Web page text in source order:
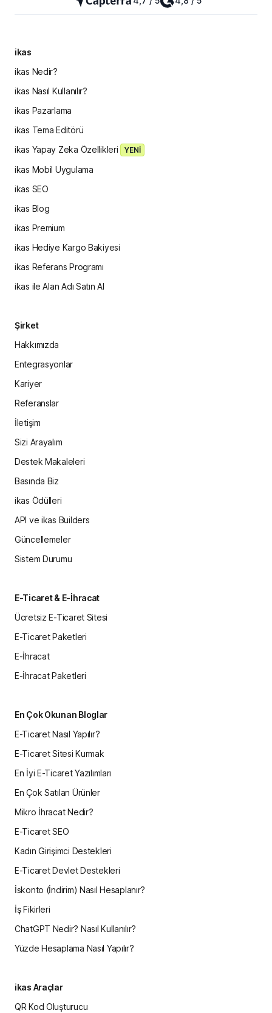
ikas
ikas Nedir?
ikas Nasıl Kullanılır?
ikas Pazarlama
ikas Tema Editörü
ikas Yapay Zeka Özellikleri
YENİ
ikas Mobil Uygulama
ikas SEO
ikas Blog
ikas Premium
ikas Hediye Kargo Bakiyesi
ikas Referans Programı
ikas ile Alan Adı Satın Al
En Çok Okunan Bloglar
E-Ticaret Nasıl Yapılır?
E-Ticaret Sitesi Kurmak
En İyi E-Ticaret Yazılımları
En Çok Satılan Ürünler
Mikro İhracat Nedir?
E-Ticaret SEO
Kadın Girişimci Destekleri
E-Ticaret Devlet Destekleri
İskonto (İndirim) Nasıl Hesaplanır?
İş Fikirleri
ChatGPT Nedir? Nasıl Kullanılır?
Yüzde Hesaplama Nasıl Yapılır?
Şirket
Hakkımızda
Entegrasyonlar
Kariyer
Referanslar
İletişim
Sizi Arayalım
Destek Makaleleri
Basında Biz
ikas Ödülleri
API ve ikas Builders
Güncellemeler
Sistem Durumu
E-Ticaret & E-İhracat
Ücretsiz E-Ticaret Sitesi
E-Ticaret Paketleri
E-İhracat
E-İhracat Paketleri
ikas Araçlar
QR Kod Oluşturucu